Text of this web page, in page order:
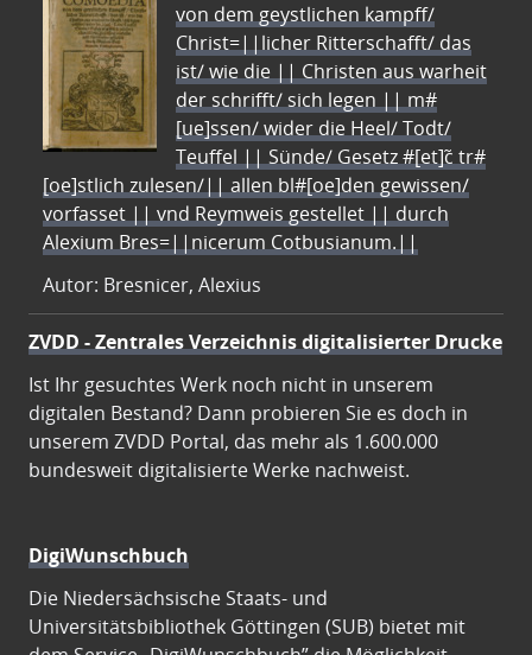
von dem geystlichen kampff/
Christ=||licher Ritterschafft/ das
ist/ wie die || Christen aus warheit
der schrifft/ sich legen || m#
[ue]ssen/ wider die Heel/ Todt/
Teuffel || Sünde/ Gesetz #[et]c̃ tr#
[oe]stlich zulesen/|| allen bl#[oe]den gewissen/
vorfasset || vnd Reymweis gestellet || durch
Alexium Bres=||nicerum Cotbusianum.||
Autor: Bresnicer, Alexius
ZVDD - Zentrales Verzeichnis digitalisierter Drucke
Ist Ihr gesuchtes Werk noch nicht in unserem
digitalen Bestand? Dann probieren Sie es doch in
unserem ZVDD Portal, das mehr als 1.600.000
bundesweit digitalisierte Werke nachweist.
DigiWunschbuch
Die Niedersächsische Staats- und
Universitätsbibliothek Göttingen (SUB) bietet mit